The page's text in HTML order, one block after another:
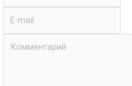
mail